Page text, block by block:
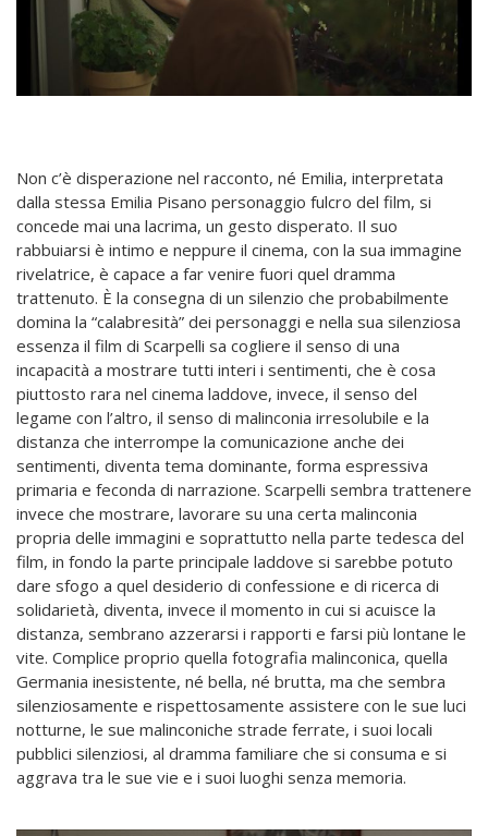
Non c’è disperazione nel racconto, né Emilia, interpretata
dalla stessa Emilia Pisano personaggio fulcro del film, si
concede mai una lacrima, un gesto disperato. Il suo
rabbuiarsi è intimo e neppure il cinema, con la sua immagine
rivelatrice, è capace a far venire fuori quel dramma
trattenuto. È la consegna di un silenzio che probabilmente
domina la “calabresità” dei personaggi e nella sua silenziosa
essenza il film di Scarpelli sa cogliere il senso di una
incapacità a mostrare tutti interi i sentimenti, che è cosa
piuttosto rara nel cinema laddove, invece, il senso del
legame con l’altro, il senso di malinconia irresolubile e la
distanza che interrompe la comunicazione anche dei
sentimenti, diventa tema dominante, forma espressiva
primaria e feconda di narrazione. Scarpelli sembra trattenere
invece che mostrare, lavorare su una certa malinconia
propria delle immagini e soprattutto nella parte tedesca del
film, in fondo la parte principale laddove si sarebbe potuto
dare sfogo a quel desiderio di confessione e di ricerca di
solidarietà, diventa, invece il momento in cui si acuisce la
distanza, sembrano azzerarsi i rapporti e farsi più lontane le
vite. Complice proprio quella fotografia malinconica, quella
Germania inesistente, né bella, né brutta, ma che sembra
silenziosamente e rispettosamente assistere con le sue luci
notturne, le sue malinconiche strade ferrate, i suoi locali
pubblici silenziosi, al dramma familiare che si consuma e si
aggrava tra le sue vie e i suoi luoghi senza memoria.